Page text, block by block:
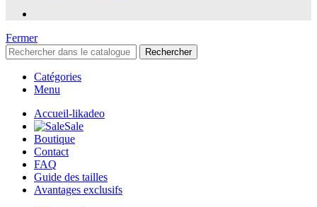
Fermer
Rechercher
Catégories
Menu
Accueil-likadeo
Sale
Boutique
Contact
FAQ
Guide des tailles
Avantages exclusifs